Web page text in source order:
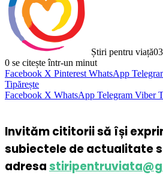
Știri pentru viață
0 se citește într-un minut
Facebook X Pinterest WhatsApp
Tipărește
Facebook X WhatsApp Telegram Viber
Invităm cititorii să își
subiectele de actualitate
adresa